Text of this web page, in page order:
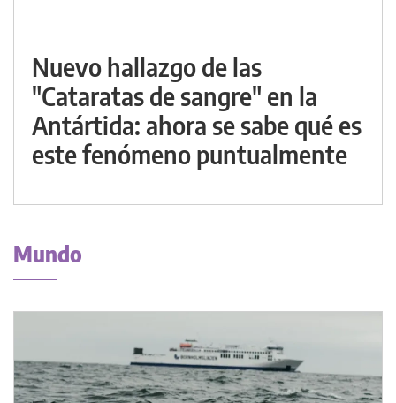
Nuevo hallazgo de las
"Cataratas de sangre" en la
Antártida: ahora se sabe qué es
este fenómeno puntualmente
Mundo